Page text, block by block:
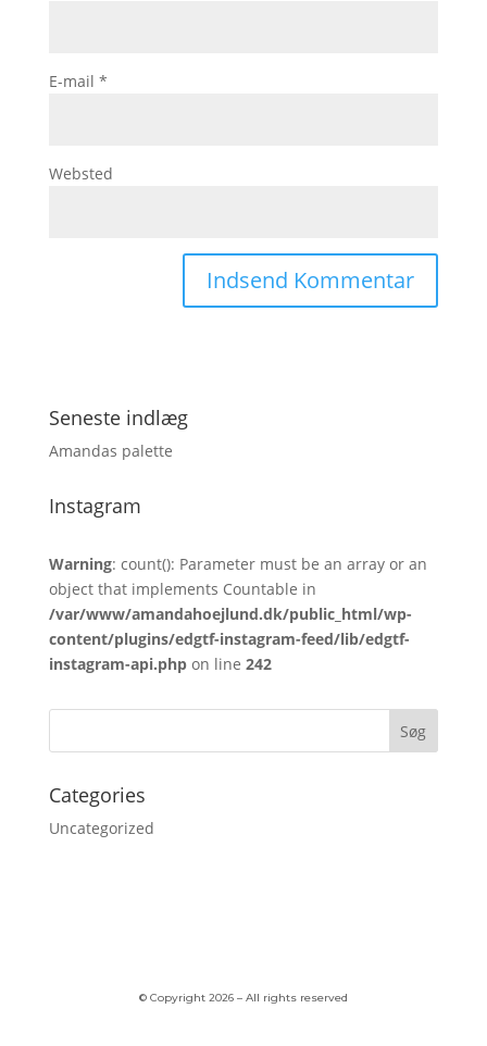
E-mail *
Websted
Seneste indlæg
Amandas palette
Instagram
Warning: count(): Parameter must be an array or an
object that implements Countable in
/var/www/amandahoejlund.dk/public_html/wp-
content/plugins/edgtf-instagram-feed/lib/edgtf-
instagram-api.phpon line 242
Categories
Uncategorized
© Copyright 2026 – All rights reserved